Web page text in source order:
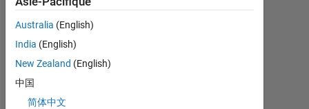
Australia (English)
India (English)
New Zealand (English)
中国
简体中文